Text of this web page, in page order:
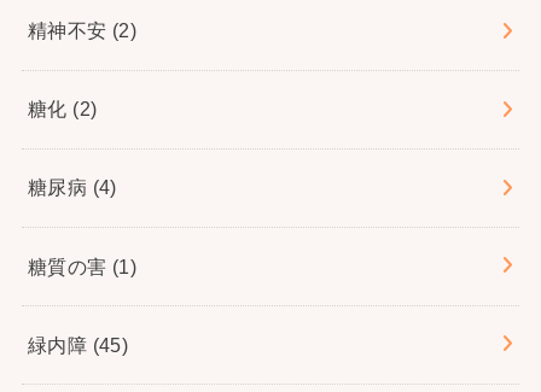
精神不安 (2)
糖化 (2)
糖尿病 (4)
糖質の害 (1)
緑内障 (45)